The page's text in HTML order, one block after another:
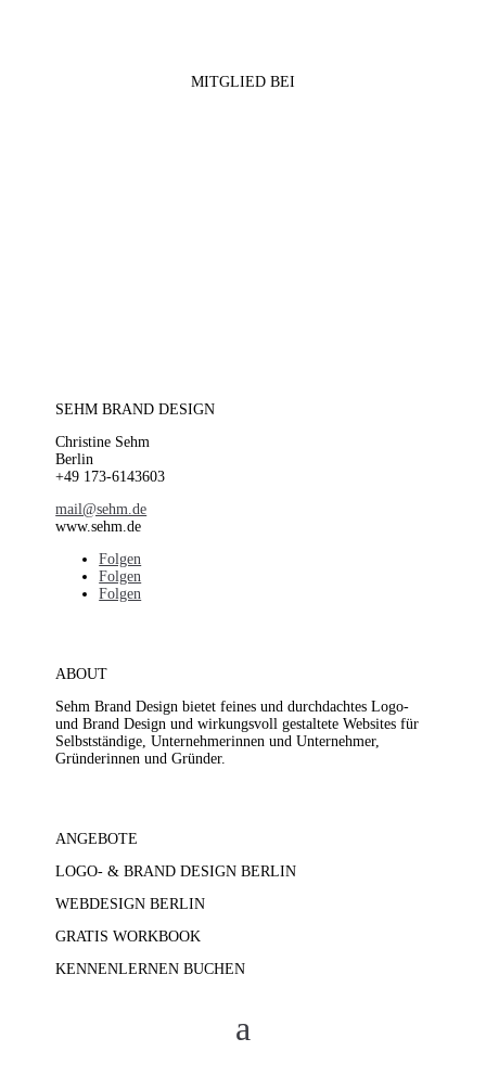
MITGLIED BEI
SEHM BRAND DESIGN
Christine Sehm
Berlin
+49 173-6143603
mail@sehm.de
www.sehm.de
Folgen
Folgen
Folgen
ABOUT
Sehm Brand Design bietet feines und durchdachtes Logo-
und Brand Design und wirkungsvoll gestaltete Websites für
Selbstständige, Unternehmerinnen und Unternehmer,
Gründerinnen und Gründer.
ANGEBOTE
LOGO- & BRAND DESIGN BERLIN
WEBDESIGN BERLIN
GRATIS WORKBOOK
KENNENLERNEN BUCHEN